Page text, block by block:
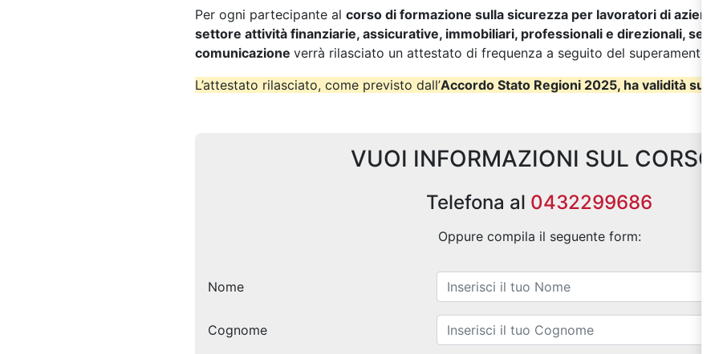
Per ogni partecipante al corso di formazione sulla sicurezza per lavoratori di
settore attività finanziarie, assicurative, immobiliari, professionali e direzionali,
comunicazione verrà rilasciato un attestato di frequenza a seguito del superamento
L’attestato rilasciato, come previsto dall’Accordo Stato Regioni 2025, ha validità su
VUOI INFORMAZIONI SUL CORSO?
Telefona al 0432299686
Oppure compila il seguente form:
Nome
Cognome